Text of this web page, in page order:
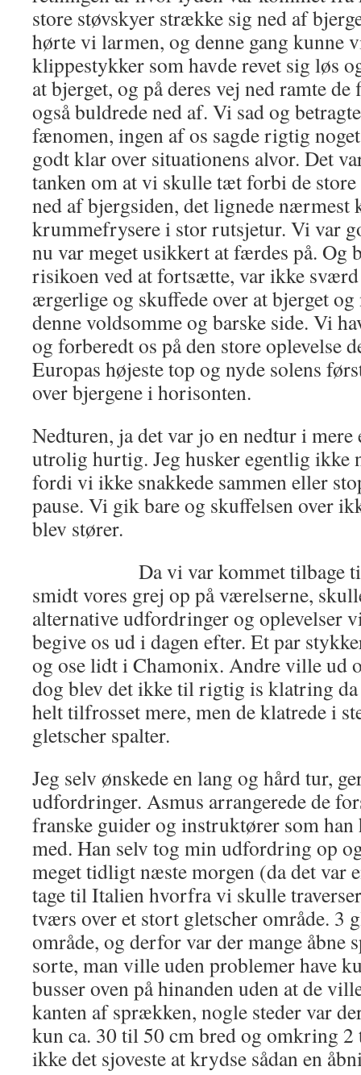
store støvskyer strække sig ned af
hørte vi larmen, og denne gang kunne
klippestykker som havde revet sig løs
at bjerget, og på deres vej ned ramte
også buldrede ned af. Vi sad og
fænomen, ingen af os sagde rigtig
godt klar over situationens alvor. Det
tanken om at vi skulle tæt forbi de
ned af bjergsiden, det lignede nærmest
krummefrysere i stor rutsjetur. Vi var
nu var meget usikkert at færdes på. Og
risikoen ved at fortsætte, var ikke
ærgerlige og skuffede over at bjerget
denne voldsomme og barske side. Vi
og forberedt os på den store oplevelse
Europas højeste top og nyde solens
over bjergene i horisonten.
Nedturen, ja det var jo en nedtur i
utrolig hurtig. Jeg husker egentlig ikke
fordi vi ikke snakkede sammen eller
pause. Vi gik bare og skuffelsen over
blev stører.
Da vi var kommet tilbage til
smidt vores grej op på værelserne,
alternative udfordringer og oplevelser
begive os ud i dagen efter. Et par
og ose lidt i Chamonix. Andre ville ud
dog blev det ikke til rigtig is klatring
helt tilfrosset mere, men de klatrede i
gletscher spalter.
Jeg selv ønskede en lang og hård tur,
udfordringer. Asmus arrangerede de
franske guider og instruktører som han
med. Han selv tog min udfordring op
meget tidligt næste morgen (da det var
tage til Italien hvorfra vi skulle
tværs over et stort gletscher område. 3
område, og derfor var der mange åbne
sorte, man ville uden problemer have
busser oven på hinanden uden at de
kanten af sprækken, nogle steder var
kun ca. 30 til 50 cm bred og omkring 2
ikke det sjoveste at krydse sådan en